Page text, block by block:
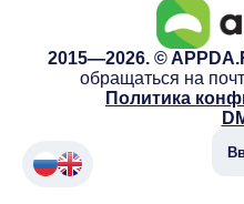
2015—2026. ©
обращаться на
Политика